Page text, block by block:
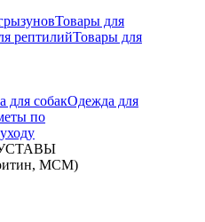
Товары для
рептилийТовары для
для собакОдежда для
по
МСМ)